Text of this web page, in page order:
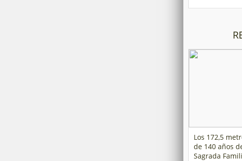
Los 172,5
de 140 años
Sagrada